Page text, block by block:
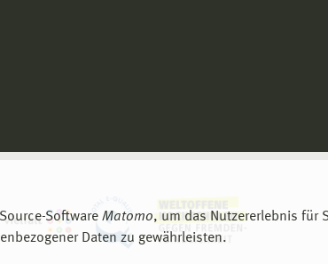
Software Matomo, um das Nutzererlebnis für
Daten zu gewährleisten.